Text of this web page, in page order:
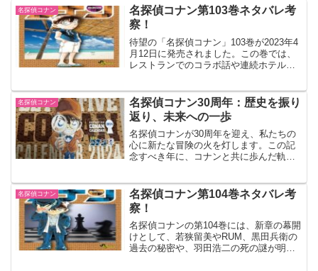
名探偵コナン
名探偵コナン第103巻ネタバレ考
察！
待望の「名探偵コナン」103巻が2023年4
月12日に発売されました。この巻では、
レストランでのコラボ話や連続ホテル爆
目は、怪盗キッドとの王冠を巡る話や、
謎の老人とサン...
名探偵コナン
名探偵コナン30周年：歴史を振り
返り、未来への一歩
名探偵コナンが30周年を迎え、私たちの
心に新たな冒険の火を灯します。この記
念すべき年に、コナンと共に歩んだ軌跡
ナンが表紙を飾る週間少年サンデーの特
別号は、ファンにとっ...
名探偵コナン
名探偵コナン第104巻ネタバレ考
察！
名探偵コナンの第104巻には、新章の幕開
けとして、若狭留美やRUM、黒田兵衛の
過去の秘密や、羽田浩二の死の謎が明ら